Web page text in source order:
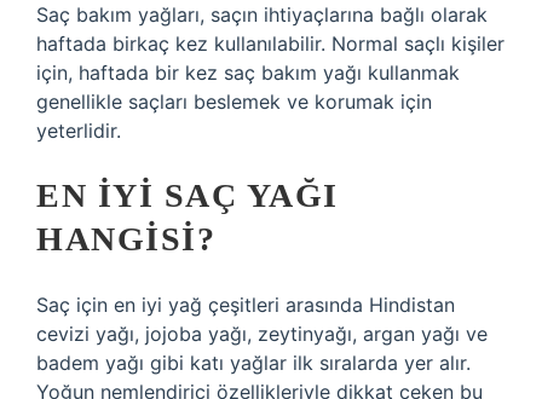
Saç bakım yağları, saçın ihtiyaçlarına bağlı olarak
haftada birkaç kez kullanılabilir. Normal saçlı kişiler
için, haftada bir kez saç bakım yağı kullanmak
genellikle saçları beslemek ve korumak için
yeterlidir.
EN IYI SAÇ YAĞI
HANGISI?
Saç için en iyi yağ çeşitleri arasında Hindistan
cevizi yağı, jojoba yağı, zeytinyağı, argan yağı ve
badem yağı gibi katı yağlar ilk sıralarda yer alır.
Yoğun nemlendirici özellikleriyle dikkat çeken bu